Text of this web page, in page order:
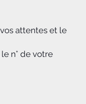
attentes et le
n° de votre